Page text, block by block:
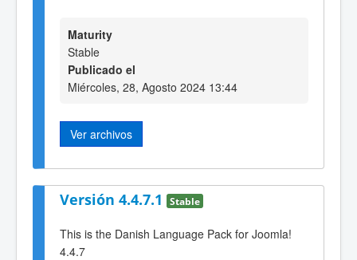
Maturity
Stable
Publicado el
Miércoles, 28, Agosto 2024 13:44
Ver archivos
Versión 4.4.7.1 Stable
This is the Danish Language Pack for Joomla!
4.4.7